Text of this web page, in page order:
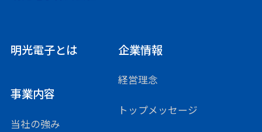
明光電子とは
事業内容
当社の強み
企業情報
経営理念
トップメッセージ